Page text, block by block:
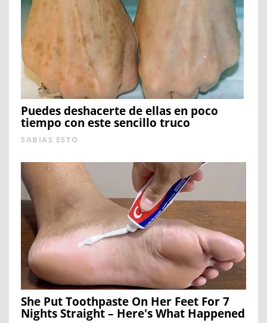
Puedes deshacerte de ellas en poco
tiempo con este sencillo truco
SABIAS ESTO
She Put Toothpaste On Her Feet For 7
Nights Straight – Here's What Happened